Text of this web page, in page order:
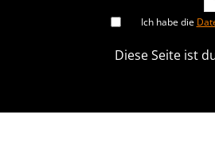
Ich habe die
Diese Seite ist